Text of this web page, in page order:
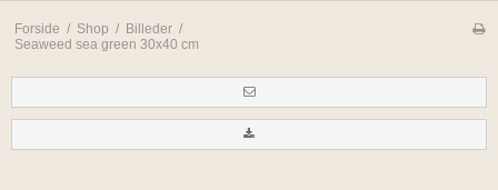
Forside / Shop / Billeder /
Seaweed sea green 30x40 cm